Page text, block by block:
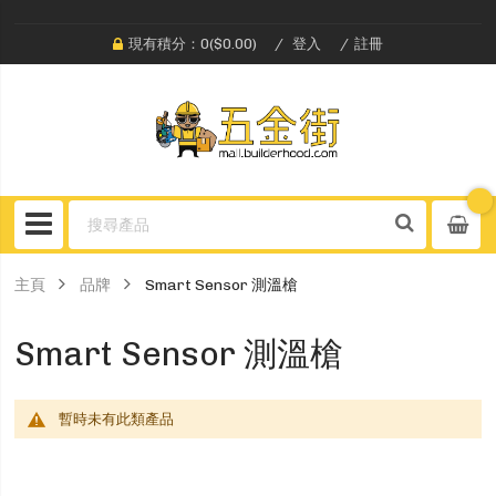
現有積分：0($0.00) 登入 註冊
主頁 品牌 Smart Sensor 測溫槍
Smart Sensor 測溫槍
暫時未有此類產品